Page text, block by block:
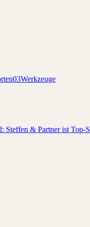
03Werkzeuge
Steffen & Partner ist Top-